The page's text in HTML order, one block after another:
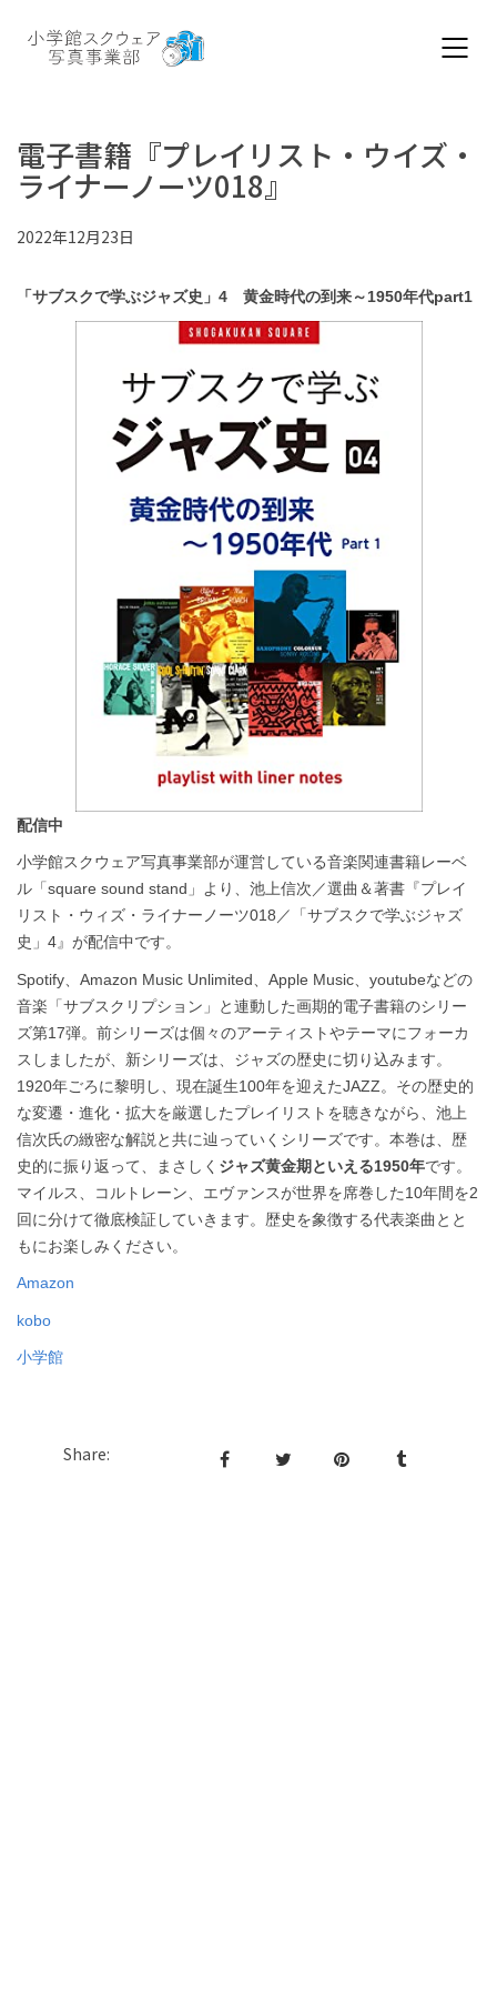
電子書籍『プレイリスト・ウイズ・
ライナーノーツ018』
2022年12月23日
「サブスクで学ぶジャズ史」4 黄金時代の到来～1950年代part1
配信中
小学館スクウェア写真事業部が運営している音楽関連書籍レーベ
ル「square sound stand」より、池上信次／選曲＆著書『プレイ
リスト・ウィズ・ライナーノーツ018／「サブスクで学ぶジャズ
史」4』が配信中です。
Spotify、Amazon Music Unlimited、Apple Music、youtubeなどの
音楽「サブスクリプション」と連動した画期的電子書籍のシリー
ズ第17弾。前シリーズは個々のアーティストやテーマにフォーカ
スしましたが、新シリーズは、ジャズの歴史に切り込みます。
1920年ごろに黎明し、現在誕生100年を迎えたJAZZ。その歴史的
な変遷・進化・拡大を厳選したプレイリストを聴きながら、池上
信次氏の緻密な解説と共に辿っていくシリーズです。本巻は、歴
史的に振り返って、まさしく ジャズ黄金期といえる1950年です。
マイルス、コルトレーン、エヴァンスが世界を席巻した10年間を2
回に分けて徹底検証していきます。歴史を象徴する代表楽曲とと
もにお楽しみください。
Amazon
kobo
小学館
Share: